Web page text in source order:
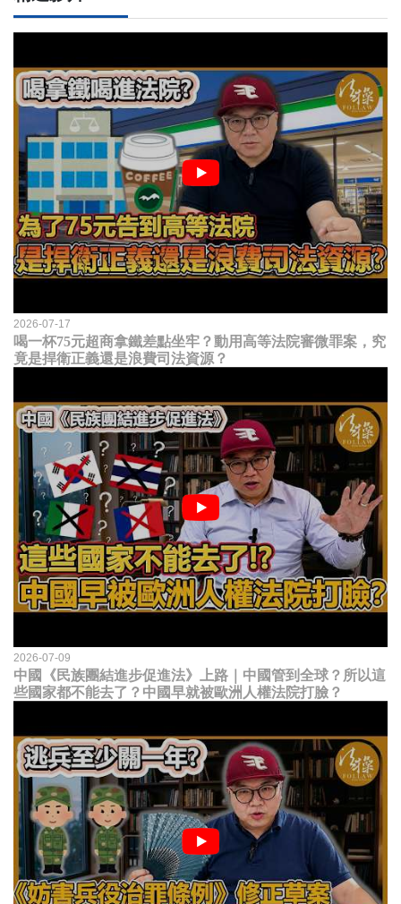
2026-07-17
喝一杯75元超商拿鐵差點坐牢？動用高等法院審微罪案，究
竟是捍衛正義還是浪費司法資源？
2026-07-09
中國《民族團結進步促進法》上路｜中國管到全球？所以這
些國家都不能去了？中國早就被歐洲人權法院打臉？